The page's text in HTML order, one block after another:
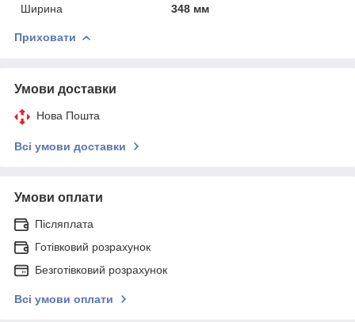
Ширина
348 мм
Приховати
Умови доставки
Нова Пошта
Всі умови доставки
Умови оплати
Післяплата
Готівковий розрахунок
Безготівковий розрахунок
Всі умови оплати